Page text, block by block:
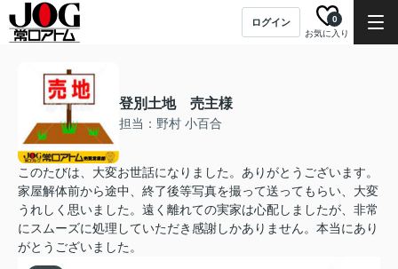
ログイン
お気に入り
0
登別土地 売主様
担当：野村 小百合
このたびは、大変お世話になりました。ありがとうございます。
家屋解体前から途中、終了後等写真を撮って送ってもらい、大変
うれしく思いました。遠く離れての実家は心配しましたが、非常
にスムーズに処理していただき感謝しかありません。本当にあり
がとうございました。